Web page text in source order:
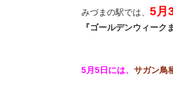
みづまの駅では、 5月
『ゴールデンウィーク
5月5日には、 サガン鳥